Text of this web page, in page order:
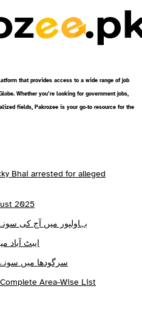
that provides access to a wide range of job
Whether you’re looking for government jobs,
fields, Pakrozee is your go-to resource for the
Bhai arrested for alleged
2025
بہاولپور میں آج کی
ایبٹ
سرگودھا میں
Area-Wise List